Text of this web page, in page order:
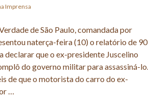
Imprensa
de São Paulo, comandada por
naterça-feira (10) o relatório de 90
declarar que o ex-presidente Juscelino
do governo militar para assassiná-lo.
de que o motorista do carro do ex-
…